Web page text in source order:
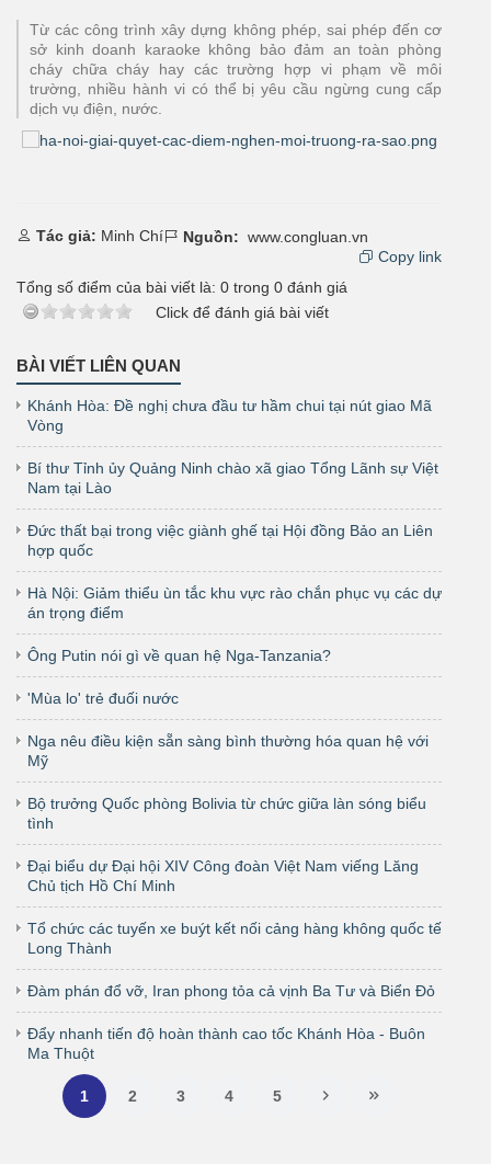
Từ các công trình xây dựng không phép, sai phép đến cơ
sở kinh doanh karaoke không bảo đảm an toàn phòng
cháy chữa cháy hay các trường hợp vi phạm về môi
trường, nhiều hành vi có thể bị yêu cầu ngừng cung cấp
dịch vụ điện, nước.
Tác giả: Minh Chí Nguồn: www.congluan.vn
Copy link
Tổng số điểm của bài viết là: 0 trong 0 đánh giá
Click để đánh giá bài viết
BÀI VIẾT LIÊN QUAN
Khánh Hòa: Đề nghị chưa đầu tư hầm chui tại nút giao Mã
Vòng
Bí thư Tỉnh ủy Quảng Ninh chào xã giao Tổng Lãnh sự Việt
Nam tại Lào
Đức thất bại trong việc giành ghế tại Hội đồng Bảo an Liên
hợp quốc
Hà Nội: Giảm thiểu ùn tắc khu vực rào chắn phục vụ các dự
án trọng điểm
Ông Putin nói gì về quan hệ Nga-Tanzania?
'Mùa lo' trẻ đuối nước
Nga nêu điều kiện sẵn sàng bình thường hóa quan hệ với
Mỹ
Bộ trưởng Quốc phòng Bolivia từ chức giữa làn sóng biểu
tình
Đại biểu dự Đại hội XIV Công đoàn Việt Nam viếng Lăng
Chủ tịch Hồ Chí Minh
Tổ chức các tuyến xe buýt kết nối cảng hàng không quốc tế
Long Thành
Đàm phán đổ vỡ, Iran phong tỏa cả vịnh Ba Tư và Biển Đỏ
Đẩy nhanh tiến độ hoàn thành cao tốc Khánh Hòa - Buôn
Ma Thuột
1 2 3 4 5